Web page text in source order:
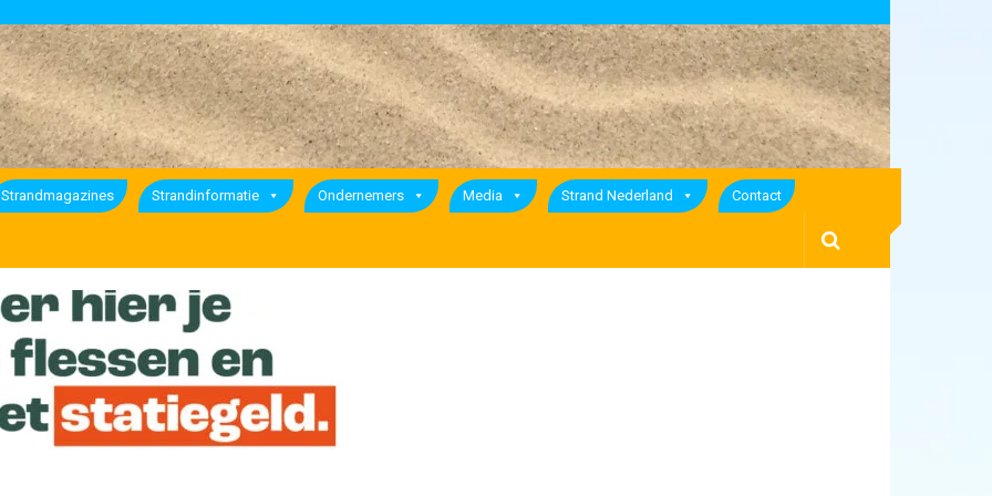
Strandmagazines Strandinformatie Ondernemers Media Strand Nederland Contact